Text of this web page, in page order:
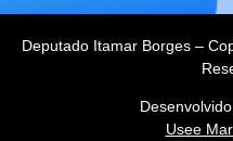
Deputado Itamar Borges –
Usee